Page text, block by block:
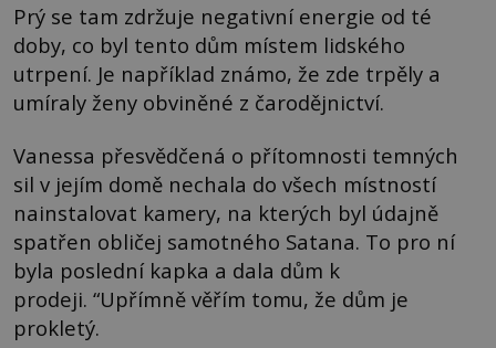
Prý se tam zdržuje negativní energie od té
doby, co byl tento dům místem lidského
utrpení. Je například známo, že zde trpěly a
umíraly ženy obviněné z čarodějnictví.
Vanessa přesvědčená o přítomnosti temných
sil v jejím domě nechala do všech místností
nainstalovat kamery, na kterých byl údajně
spatřen obličej samotného Satana. To pro ní
byla poslední kapka a dala dům k
prodeji. “Upřímně věřím tomu, že dům je
prokletý.